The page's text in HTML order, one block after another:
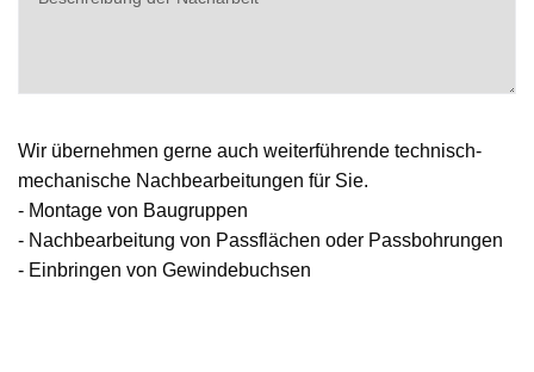
Wir übernehmen gerne auch weiterführende technisch-
mechanische Nachbearbeitungen für Sie.
- Montage von Baugruppen
- Nachbearbeitung von Passflächen oder Passbohrungen
- Einbringen von Gewindebuchsen